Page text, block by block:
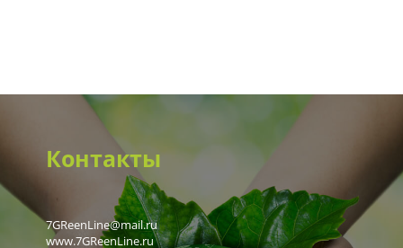
Контакты
7GReenLine@mail.ru
www.7GReenLine.ru